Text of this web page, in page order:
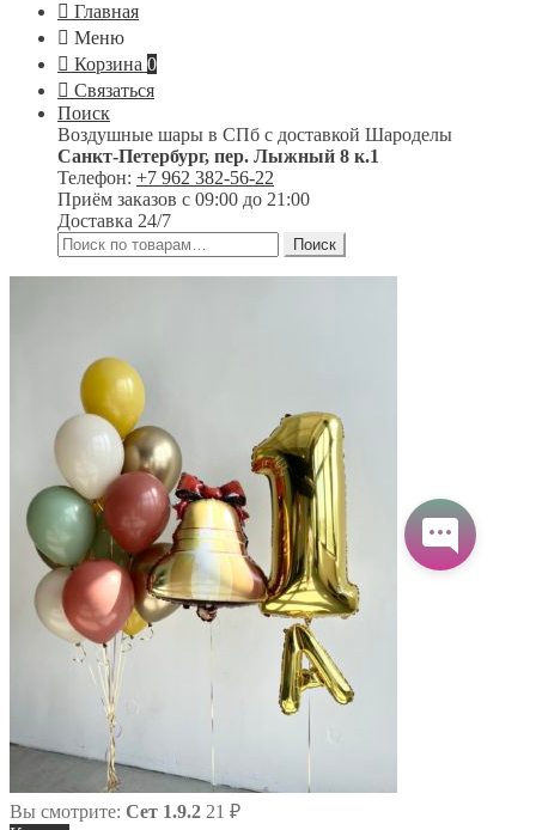
Главная
Меню
Корзина 0
Связаться
Поиск
Воздушные шары в СПб с доставкой Шароделы
Санкт-Петербург, пер. Лыжный 8 к.1
Телефон: +7 962 382-56-22
Приём заказов с 09:00 до 21:00
Доставка 24/7
Искать:
Поиск
Вы смотрите: Сет 1.9.2 21 ₽